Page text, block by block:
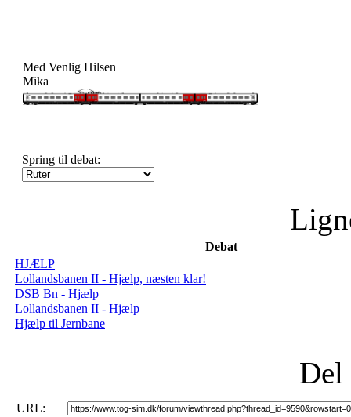
Med Venlig Hilsen
Mika
Spring til debat:
Debat
HJÆLP
Lollandsbanen II - Hjælp, næsten klar!
DSB Bn - Hjælp
Lollandsbanen II - Hjælp
Hjælp til Jernbane
Del
URL: